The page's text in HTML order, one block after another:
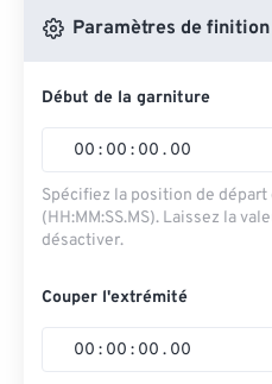
Paramètres de finition
Début de la garniture
00 : 00 : 00 . 00
Spécifiez la position de départ
(HH:MM:SS.MS). Laissez la
désactiver.
Couper l'extrémité
00 : 00 : 00 . 00